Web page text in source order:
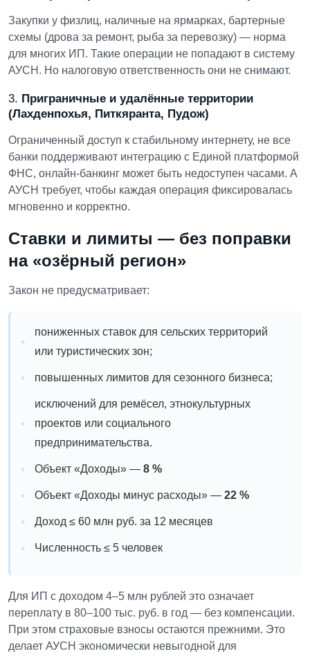
Закупки у физлиц, наличные на ярмарках, бартерные
схемы (дрова за ремонт, рыба за перевозку) — норма
для многих ИП. Такие операции не попадают в систему
АУСН. Но налоговую ответственность они не снимают.
3. Приграничные и удалённые территории
(Лахденпохья, Питкяранта, Пудож)
Ограниченный доступ к стабильному интернету, не все
банки поддерживают интеграцию с Единой платформой
ФНС, онлайн-банкинг может быть недоступен часами. А
АУСН требует, чтобы каждая операция фиксировалась
мгновенно и корректно.
Ставки и лимиты — без поправки
на «озёрный регион»
Закон не предусматривает:
пониженных ставок для сельских территорий
или туристических зон;
повышенных лимитов для сезонного бизнеса;
исключений для ремёсел, этнокультурных
проектов или социального
предпринимательства.
Объект «Доходы» — 8 %
Объект «Доходы минус расходы» — 22 %
Доход ≤ 60 млн руб. за 12 месяцев
Численность ≤ 5 человек
Для ИП с доходом 4–5 млн рублей это означает
переплату в 80–100 тыс. руб. в год — без компенсации.
При этом страховые взносы остаются прежними. Это
делает АУСН экономически невыгодной для